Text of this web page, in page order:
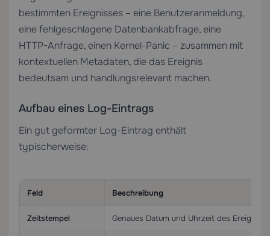
bestimmten Ereignisses – eine Benutzeranmeldung,
eine fehlgeschlagene Datenbankabfrage, eine
HTTP-Anfrage, einen Kernel-Panic – zusammen mit
kontextuellen Metadaten, die das Ereignis
bedeutsam und handlungsrelevant machen.
Aufbau eines Log-Eintrags
Ein gut geformter Log-Eintrag enthält
typischerweise:
Feld Beschreibung
Zeitstempel Genaues Datum und Uhrzeit des